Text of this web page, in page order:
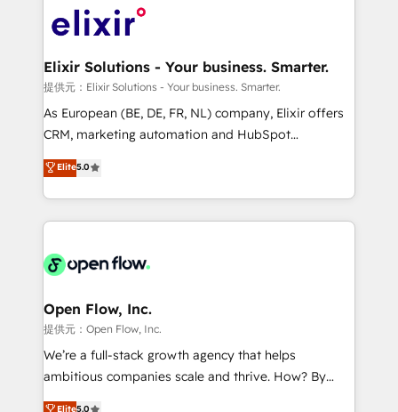
HIPAA-aware; CASL-compliant; GDPR-ready
implementations where required 💡 Why 500+
built to scale.
Design, Migrations + Integrations. Mole Street’s
greatness, which is achieved through creating
absolute clarity, derived from a well-defined
strategy, executed well, and reported on with clear
results. The culture is driven by core values; Joy, Grit,
Mindedness, and Clarity. We are driven to win for the
collective good of the company and its clientele, and
things are happening.
Elixir Solutions - Your business. Smarter.
提供元：Elixir Solutions - Your business. Smarter.
As European (BE, DE, FR, NL) company, Elixir offers
CRM, marketing automation and HubSpot
integration products and services to mid-market
and enterprise customers. We ensure that your sales,
service and marketing department operates in the
most effective way, while at the same time
integrated buyers journey. Elixir is located in
and Amsterdam. Elixir is a first mover and leader
when it comes to HubSpot sales and service
implementations, highly renowned for our business
acumen, process (re-)design experience and a
Elite5.0
Open Flow, Inc.
提供元：Open Flow, Inc.
We’re a full-stack growth agency that helps
ambitious companies scale and thrive. How? By
upgrading and streamlining every single revenue-
Elite5.0